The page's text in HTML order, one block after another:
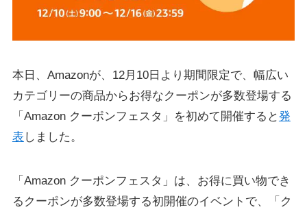
本日、Amazonが、12月10日より期間限定で、幅広い
カテゴリーの商品からお得なクーポンが多数登場する
「Amazon クーポンフェスタ」を初めて開催すると発
表 しました。
「Amazon クーポンフェスタ」は、お得に買い物でき
るクーポンが多数登場する初開催のイベントで、「ク